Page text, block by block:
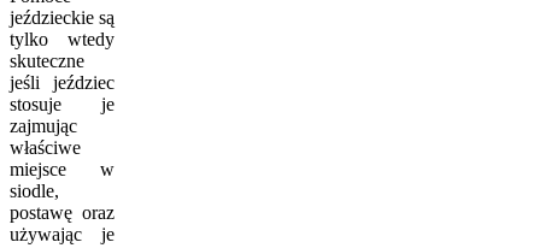
jeździeckie są
tylko wtedy
skuteczne
jeśli jeździec
stosuje je
zajmując
właściwe
miejsce w
siodle,
postawę oraz
używając je